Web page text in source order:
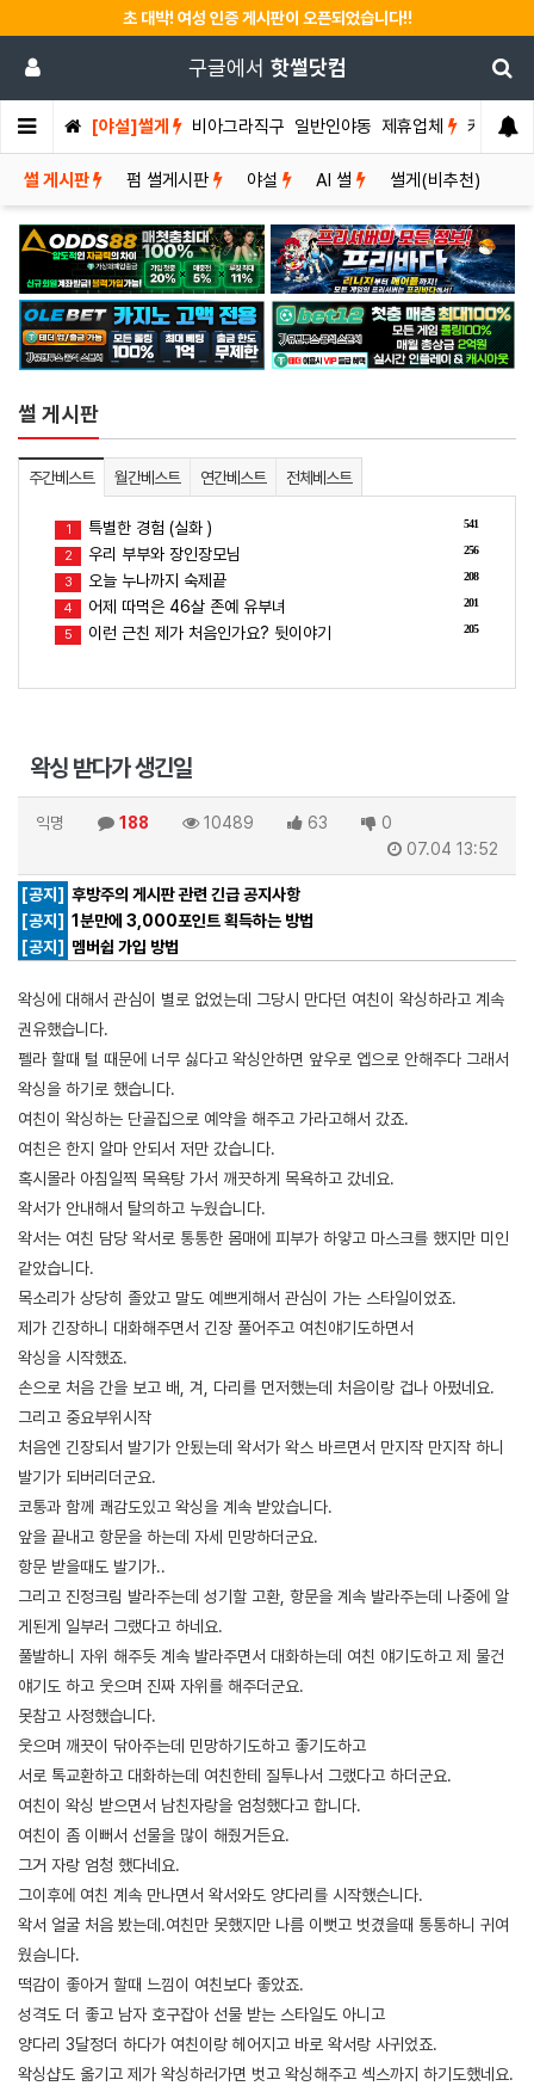
초 대박! 여성 인증 게시판이 오픈되었습니다!!
구글에서 핫썰닷컴
[야설]썰게 비아그라직구 일반인야동 제휴업체 커뮤니티
썰 게시판 펌 썰게시판 야설 AI 썰 썰게(비추천)
썰 게시판
주간베스트 월간베스트 연간베스트 전체베스트
541
1 특별한 경험 (실화 )
256
2 우리 부부와 장인장모님
208
3 오늘 누나까지 숙제끝
201
4 어제 따먹은 46살 존예 유부녀
205
5 이런 근친 제가 처음인가요? 뒷이야기
왁싱 받다가 생긴일
익명 188 10489 63
0
07.04 13:52
[공지] 후방주의 게시판 관련 긴급 공지사항
[공지] 1분만에 3,000포인트 획득하는 방법
[공지]
멤버쉽 가입 방법
왁싱에 대해서 관심이 별로 없었는데 그당시 만다던 여친이 왁싱하라고 계속
권유했습니다.
펠라 할때 털 때문에 너무 싫다고 왁싱안하면 앞우로 엡으로 안해주다 그래서
왁싱을 하기로 했습니다.
여친이 왁싱하는 단골집으로 예약을 해주고 가라고해서 갔죠.
여친은 한지 알마 안되서 저만 갔습니다.
혹시몰라 아침일찍 목욕탕 가서 깨끗하게 목욕하고 갔네요.
왁서가 안내해서 탈의하고 누웠습니다.
왁서는 여친 담당 왁서로 통통한 몸매에 피부가 하얗고 마스크를 했지만 미인
같았습니다.
목소리가 상당히 졸았고 말도 예쁘게해서 관심이 가는 스타일이었죠.
제가 긴장하니 대화해주면서 긴장 풀어주고 여친얘기도하면서
왁싱을 시작했죠.
손으로 처음 간을 보고 배, 겨, 다리를 먼저했는데 처음이랑 겁나 아펐네요.
그리고 중요부위시작
처음엔 긴장되서 발기가 안됬는데 왁서가 왁스 바르면서 만지작 만지작 하니
발기가 되버리더군요.
코통과 함께 쾌감도있고 왁싱을 계속 받았습니다.
앞을 끝내고 항문을 하는데 자세 민망하더군요.
항문 받을때도 발기가..
그리고 진정크림 발라주는데 성기할 고환, 항문을 계속 발라주는데 나중에 알
게된게 일부러 그랬다고 하네요.
풀발하니 자위 해주듯 계속 발라주면서 대화하는데 여친 얘기도하고 제 물건
얘기도 하고 웃으며 진짜 자위를 해주더군요.
못참고 사정했습니다.
웃으며 깨끗이 닦아주는데 민망하기도하고 좋기도하고
서로 톡교환하고 대화하는데 여친한테 질투나서 그랬다고 하더군요.
여친이 왁싱 받으면서 남친자랑을 엄청했다고 합니다.
여친이 좀 이뻐서 선물을 많이 해줬거든요.
그거 자랑 엄청 했다네요.
그이후에 여친 계속 만나면서 왁서와도 양다리를 시작했슨니다.
왁서 얼굴 처음 봤는데.여친만 못했지만 나름 이뻣고 벗겼을때 통통하니 귀여
웠슴니다.
떡감이 좋아거 할때 느낌이 여친보다 좋았죠.
성격도 더 좋고 남자 호구잡아 선물 받는 스타일도 아니고
양다리 3달정더 하다가 여친이랑 헤어지고 바로 왁서랑 사귀었죠.
왁싱샵도 옮기고 제가 왁싱하러가면 벗고 왁싱해주고 섹스까지 하기도했네요.